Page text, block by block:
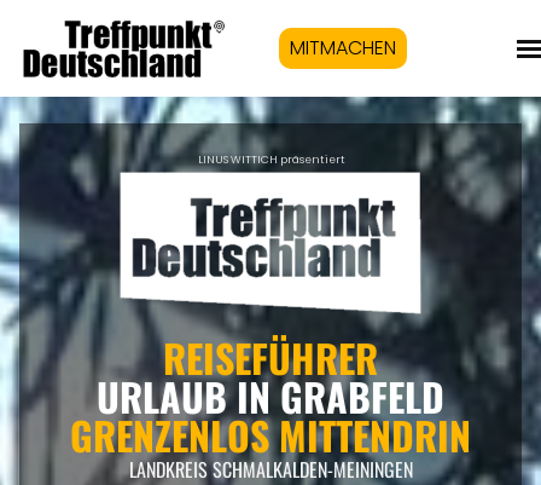
MITMACHEN
LINUS WITTICH präsentiert
REISEFÜHRER
URLAUB IN GRABFELD
GRENZENLOS MITTENDRIN
LANDKREIS SCHMALKALDEN-MEININGEN